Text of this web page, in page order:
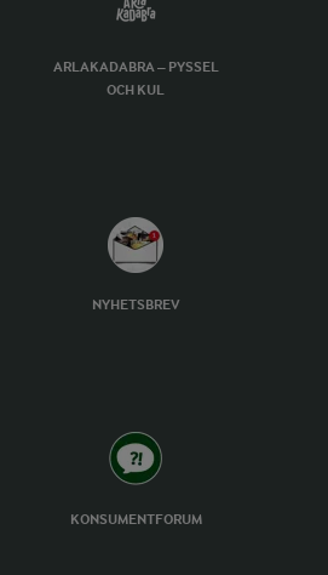
ARLAKADABRA – PYSSEL
OCH KUL
NYHETSBREV
KONSUMENTFORUM